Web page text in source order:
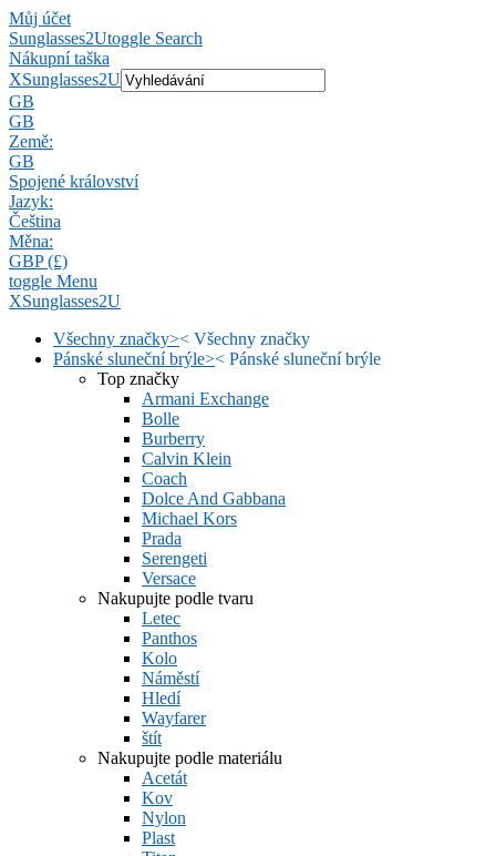
Můj účet
Sunglasses2Utoggle Search
Nákupní taška
XSunglasses2U
GB
GB
Země:
GB
Spojené království
Jazyk:
Čeština
Měna:
GBP (£)
toggle Menu
XSunglasses2U
Všechny značky>< Všechny značky
Pánské sluneční brýle>< Pánské sluneční brýle
Top značky
Armani Exchange
Bolle
Burberry
Calvin Klein
Coach
Dolce And Gabbana
Michael Kors
Prada
Serengeti
Versace
Nakupujte podle tvaru
Letec
Panthos
Kolo
Náměstí
Hledí
Wayfarer
štít
Nakupujte podle materiálu
Acetát
Kov
Nylon
Plast